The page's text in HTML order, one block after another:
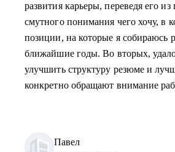
развития карьеры, переведя его
смутного понимания чего хочу, в
позиции, на которые я собираюсь
ближайшие годы. Во вторых,
улучшить структуру резюме и
конкретно обращают внимание
Павел